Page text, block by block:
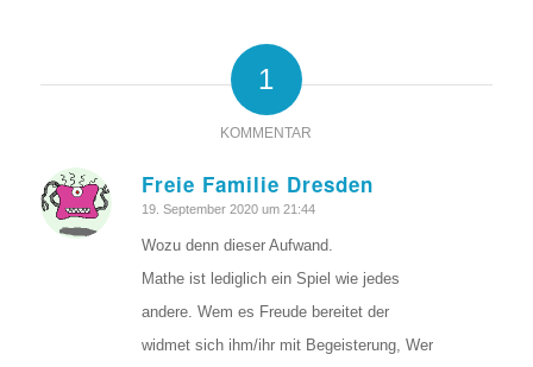
1
KOMMENTAR
Freie Familie Dresden
sagte:
19. September 2020 um 21:44
Wozu denn dieser Aufwand.
Mathe ist lediglich ein Spiel wie jedes
andere. Wem es Freude bereitet der
widmet sich ihm/ihr mit Begeisterung, Wer